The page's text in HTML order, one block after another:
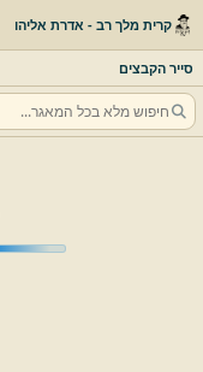
קרית מלך רב - אדרת אליהו
סייר הקבצים